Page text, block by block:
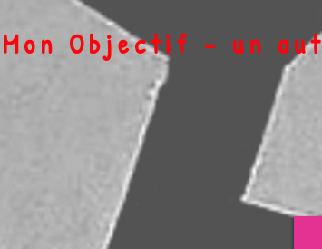
Objectif - un